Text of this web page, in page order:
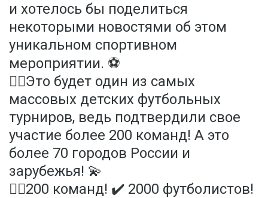
и хотелось бы поделиться
некоторыми новостями об этом
уникальном спортивном
мероприятии. ⚽️
✍🏻Это будет один из самых
массовых детских футбольных
турниров, ведь подтвердили свое
участие более 200 команд! А это
более 70 городов России и
зарубежья! 💫
✍🏻200 команд! ✔️ 2000 футболистов!